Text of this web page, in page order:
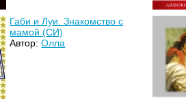
Габи и Луи. Знакомство с
мамой (СИ)
Автор:Олла